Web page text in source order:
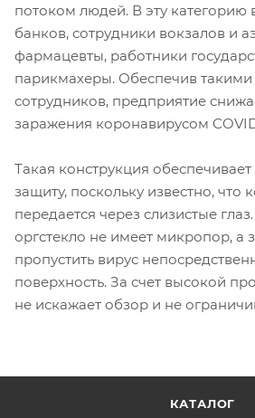
потоком людей. В эту категорию
банков, сотрудники вокзалов и
фармацевты, работники
парикмахеры. Обеспечив
сотрудников, предприятие
заражения коронавирусом
Такая конструкция
защиту, поскольку известно, что
передается через слизистые
оргстекло не имеет микропор, а
пропустить вирус
поверхность. За счет высокой
не искажает обзор и не
КАТАЛОГ